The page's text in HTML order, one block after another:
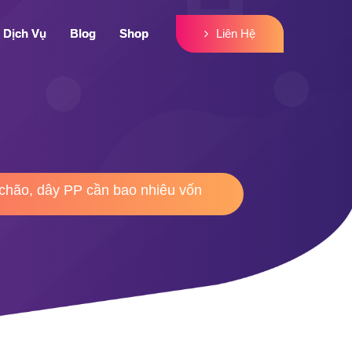
Liên Hệ
Dịch Vụ Blog Shop Liên Hệ
Dịch Vụ Blog Shop
dây PP cần bao nhiêu vốn